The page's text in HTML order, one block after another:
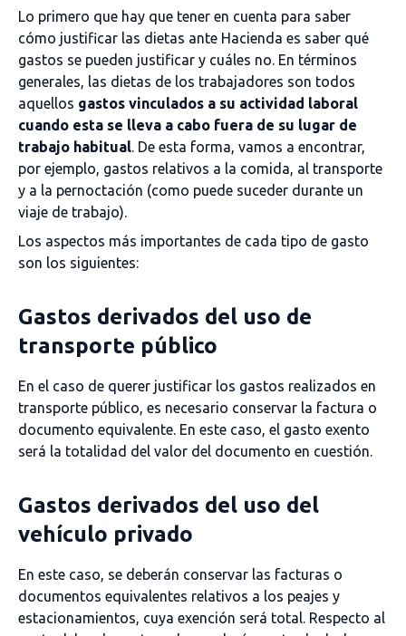
Lo primero que hay que tener en cuenta para saber
cómo justificar las dietas ante Hacienda es saber qué
gastos se pueden justificar y cuáles no. En términos
generales, las dietas de los trabajadores son todos
aquellos gastos vinculados a su actividad laboral
cuando esta se lleva a cabo fuera de su lugar de
trabajo habitual. De esta forma, vamos a encontrar,
por ejemplo, gastos relativos a la comida, al transporte
y a la pernoctación (como puede suceder durante un
viaje de trabajo).
Los aspectos más importantes de cada tipo de gasto
son los siguientes:
Gastos derivados del uso de
transporte público
En el caso de querer justificar los gastos realizados en
transporte público, es necesario conservar la factura o
documento equivalente. En este caso, el gasto exento
será la totalidad del valor del documento en cuestión.
Gastos derivados del uso del
vehículo privado
En este caso, se deberán conservar las facturas o
documentos equivalentes relativos a los peajes y
estacionamientos, cuya exención será total. Respecto al